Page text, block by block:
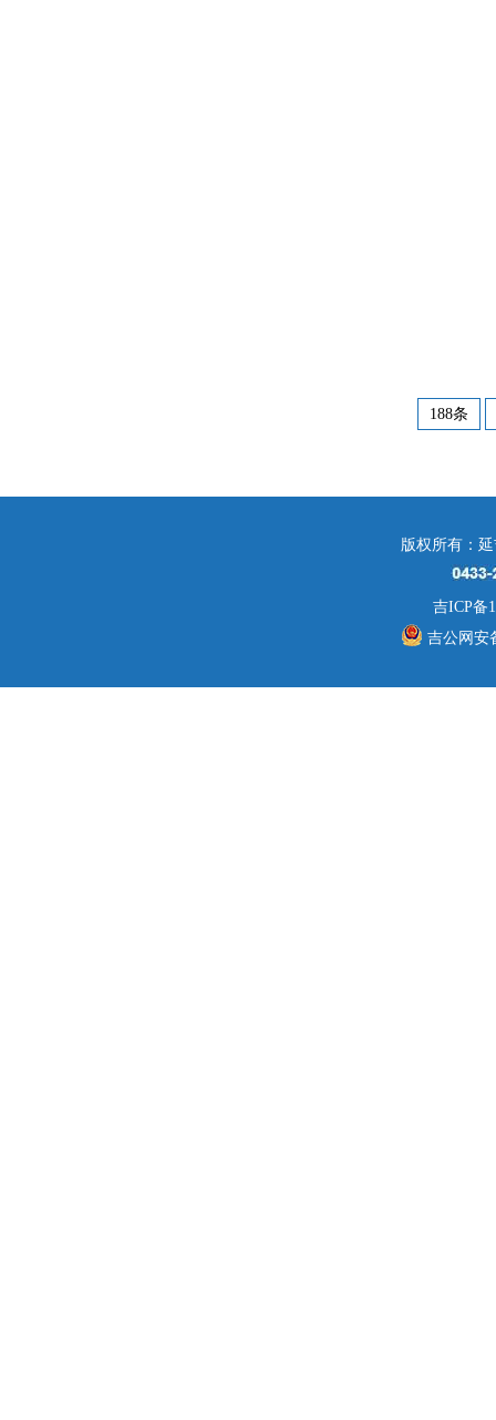
188条
版权所有：
吉ICP备
吉公网安